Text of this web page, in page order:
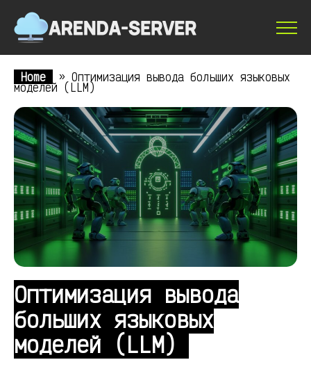
Home » Оптимизация вывода больших языковых
моделей (LLM)
Оптимизация вывода
больших языковых
моделей (LLM)